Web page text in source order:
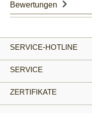
Bewertungen
SERVICE-HOTLINE
SERVICE
ZERTIFIKATE